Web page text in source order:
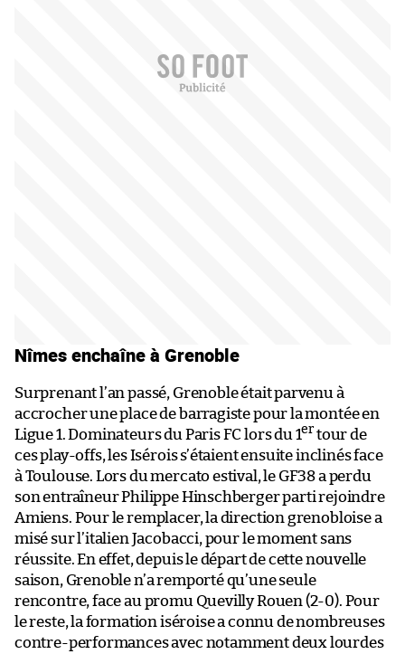
Nîmes enchaîne à Grenoble
Surprenant l’an passé, Grenoble était parvenu à
accrocher une place de barragiste pour la montée en
Ligue 1. Dominateurs du Paris FC lors du 1er tour de
ces play-offs, les Isérois s’étaient ensuite inclinés face
à Toulouse. Lors du mercato estival, le GF38 a perdu
son entraîneur Philippe Hinschberger parti rejoindre
Amiens. Pour le remplacer, la direction grenobloise a
misé sur l’italien Jacobacci, pour le moment sans
réussite. En effet, depuis le départ de cette nouvelle
saison, Grenoble n’a remporté qu’une seule
rencontre, face au promu Quevilly Rouen (2-0). Pour
le reste, la formation iséroise a connu de nombreuses
contre-performances avec notamment deux lourdes